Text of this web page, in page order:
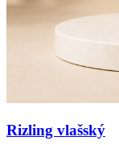
Rizling vlašský